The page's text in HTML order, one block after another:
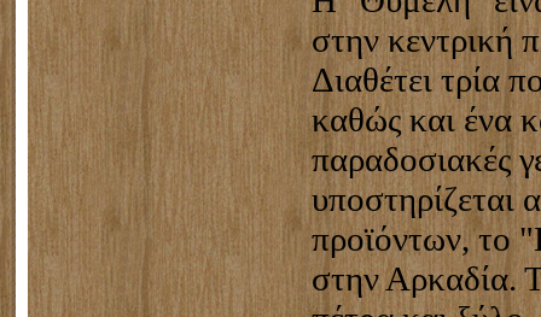
στην κεντρική
Διαθέτει τρία
καθώς και ένα
παραδοσιακές
υποστηρίζεται
προϊόντων, το
στην Αρκαδία.